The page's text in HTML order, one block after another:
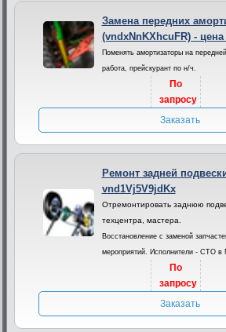
Замена передних
(vndxNnKXhcuFR) - цена
Поменять амортизаторы на
работа, прейскурант по н/ч.
По
запросу
Заказать
Ремонт задней
vnd1Vj5V9jdKx
Отремонтировать заднюю
техцентра, мастера.
Восстановление с заменой
мероприятий. Исполнители - СТО в
По
запросу
Заказать